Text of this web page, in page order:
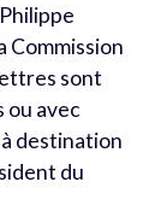
Commission
sont
ou avec
destination
du